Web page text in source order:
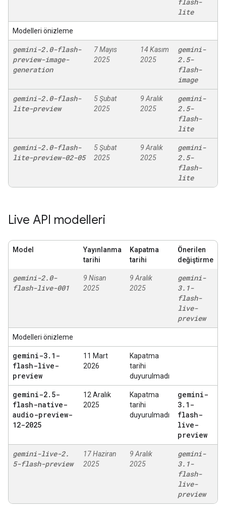
lite
Modelleri önizleme
gemini-2.0-flash-
preview-image-
generation
7 Mayıs
2025
14 Kasım
2025
gemini-
2.5-
flash-
image
gemini-2.0-flash-
lite-preview
5 Şubat
2025
9 Aralık
2025
gemini-
2.5-
flash-
lite
gemini-2.0-flash-
lite-preview-02-05
5 Şubat
2025
9 Aralık
2025
gemini-
2.5-
flash-
lite
Live API modelleri
Model
Yayınlanma
tarihi
Kapatma
tarihi
Önerilen
değiştirme
gemini-2.0-
flash-live-001
9 Nisan
2025
9 Aralık
2025
gemini-
3. 1-
flash-
live-
preview
Modelleri önizleme
gemini-3. 1-
flash-live-
preview
11 Mart
2026
Kapatma
tarihi
duyurulmadı
gemini-2. 5-
flash-native-
audio-preview-
12-2025
12 Aralık
2025
Kapatma
tarihi
duyurulmadı
gemini-
3. 1-
flash-
live-
preview
gemini-live-2.
5-flash-preview
17 Haziran
2025
9 Aralık
2025
gemini-
3. 1-
flash-
live-
preview